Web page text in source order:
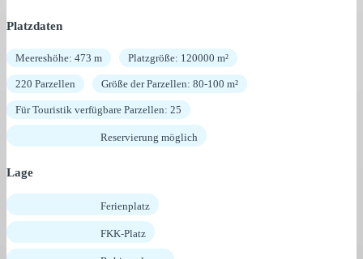
Platzdaten
Meereshöhe: 473 m Platzgröße: 120000 m²
220 Parzellen Größe der Parzellen: 80-100 m²
Für Touristik verfügbare Parzellen: 25
Reservierung möglich
Lage
Ferienplatz
FKK-Platz